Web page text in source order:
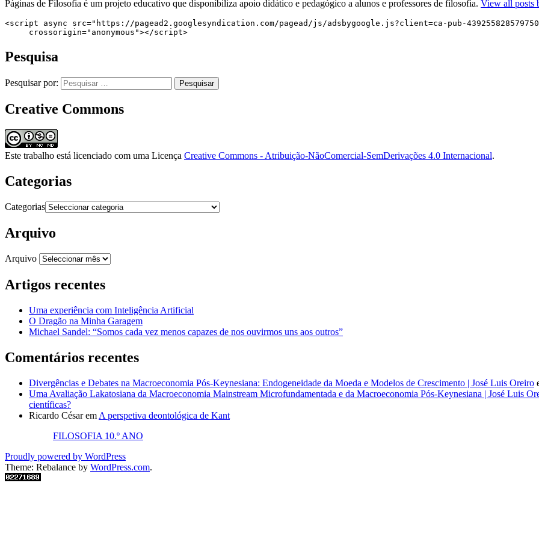
Páginas de Filosofia é um projeto educativo que disponibiliza apoio didático e pedagógico a alunos e professores de filosofia. View all posts
<script async src="https://pagead2.googlesyndication.com/pagead/js/adsbygoogle.js?client=ca-pub-
     crossorigin="anonymous"></script>
Pesquisa
Pesquisar por:
Creative Commons
Este trabalho está licenciado com uma Licença Creative Commons - Atribuição-NãoComercial-SemDerivações 4.0 Internacional.
Categorias
Categorias
Arquivo
Arquivo
Artigos recentes
Uma experiência com Inteligência Artificial
O Dragão na Minha Garagem
Michael Sandel: “Somos cada vez menos capazes de nos ouvirmos uns aos outros”
Comentários recentes
Divergências e Debates na Macroeconomia Pós-Keynesiana: Endogeneidade da Moeda e Modelos de Crescimento | José Luis Oreiro
Uma Avaliação Lakatosiana da Macroeconomia Mainstream Microfundamentada e da Macroeconomia Pós-Keynesiana | José Luis
científicas?
Ricardo Césarem A perspetiva deontológica de Kant
FILOSOFIA 10.º ANO
Proudly powered by WordPress
Theme: Rebalance by WordPress.com.